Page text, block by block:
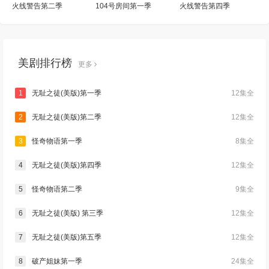
火线警告第二季 104号房间第一季 火线警告第四季
美剧排行榜 更多
12集全
1 无耻之徒(美版)第一季
12集全
2 无耻之徒(美版)第二季
8集全
3 怪奇物语第一季
12集全
4 无耻之徒(美版)第四季
9集全
5 怪奇物语第二季
12集全
6 无耻之徒(美版) 第三季
12集全
7 无耻之徒(美版)第五季
24集全
8 破产姐妹第一季